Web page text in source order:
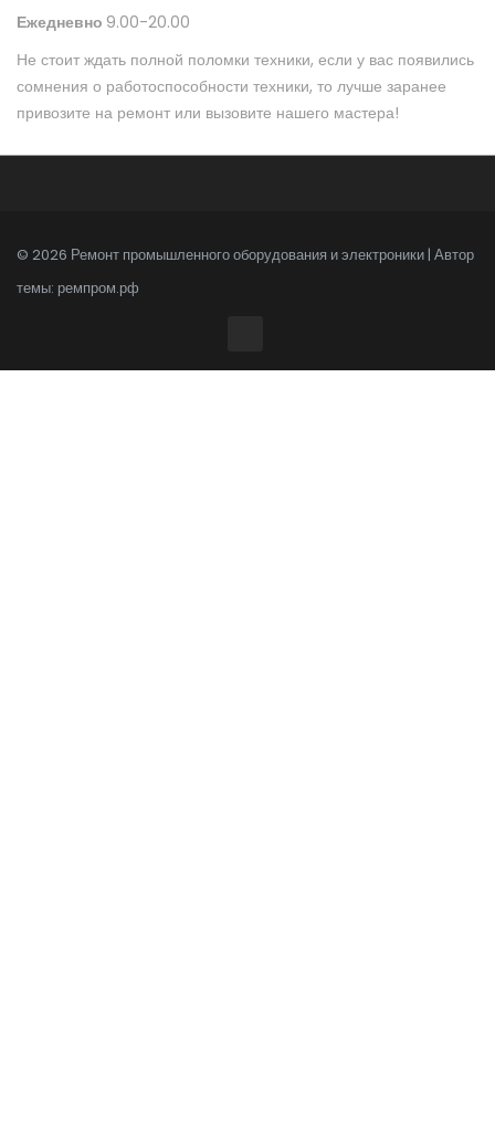
Ежедневно 9.00-20.00
Не стоит ждать полной поломки техники, если у вас появились
сомнения о работоспособности техники, то лучше заранее
привозите на ремонт или вызовите нашего мастера!
© 2026 Ремонт промышленного оборудования и электроники | Автор
темы: ремпром.рф